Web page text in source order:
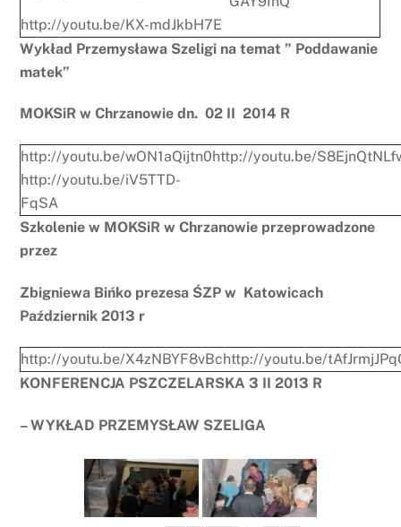
http://youtu.be/KX-mdJkbH7E
Wykład Przemysława Szeligi na temat ” Poddawanie
matek”
MOKSiR w Chrzanowie dn. 02 II 2014 R
http://youtu.be/wON1aQijtn0http://youtu.be/
http://youtu.be/iV5TTD-
FqSA
Szkolenie w MOKSiR w Chrzanowie przeprowadzone
przez
Zbigniewa Bińko prezesa ŚZP w Katowicach
Październik 2013 r
http://youtu.be/X4zNBYF8vBchttp://youtu.be/
KONFERENCJA PSZCZELARSKA 3 II 2013 R
– WYKŁAD PRZEMYSŁAW SZELIGA